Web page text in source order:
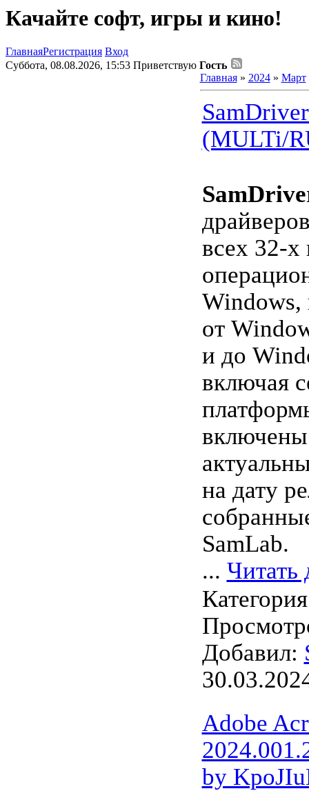
Качайте софт, игры и кино!
ГлавнаяРегистрация Вход
Суббота, 08.08.2026, 15:53 Приветствую Гость
Главная» 2024 » Март
(MULTi/
всех 32-
Windows,
от
и до
включая
на дату
SamLab.
... Читать
Добавил:
Adobe
by